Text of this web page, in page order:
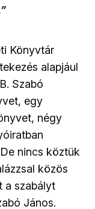
Könyvtár
alapjául
Szabó
egy
négy
nincs köztük
közös
a szabályt
János.